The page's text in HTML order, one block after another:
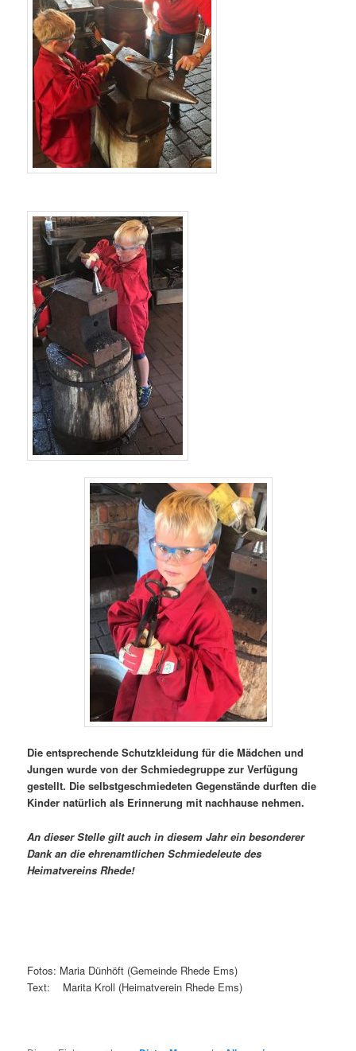
Die entsprechende Schutzkleidung für die Mädchen und
Jungen wurde von der Schmiedegruppe zur Verfügung
gestellt. Die selbstgeschmiedeten Gegenstände durften die
Kinder natürlich als Erinnerung mit nachhause nehmen.
An dieser Stelle gilt auch in diesem Jahr ein besonderer
Dank an die ehrenamtlichen Schmiedeleute des
Heimatvereins Rhede!
Fotos: Maria Dünhöft (Gemeinde Rhede Ems)
Text: Marita Kroll (Heimatverein Rhede Ems)